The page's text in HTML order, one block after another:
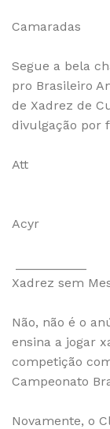
Camaradas
Segue a bela
pro Brasileiro
de Xadrez de
divulgação por
Att
Acyr
Xadrez sem
Não, não é o
ensina a jogar
competição
Campeonato
Novamente, o